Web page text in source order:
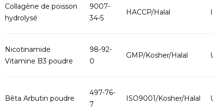
Collagène de poisson
hydrolysé
9007-
34-5
HACCP/Halal
Nicotinamide
Vitamine B3 poudre
98-92-
0
GMP/Kosher/Halal
Bêta Arbutin poudre
497-76-
7
ISO9001/Kosher/Halal